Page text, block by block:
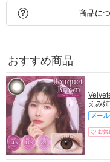
商品に
おすすめ商品
えみ